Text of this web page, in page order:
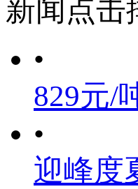
新闻点击
•
829元/
•
迎峰度